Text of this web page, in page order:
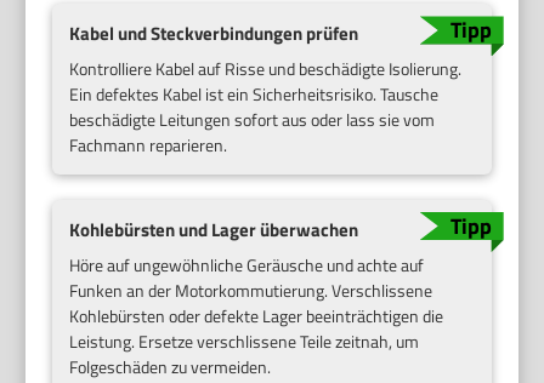
Kabel und Steckverbindungen prüfen
Kontrolliere Kabel auf Risse und beschädigte Isolierung.
Ein defektes Kabel ist ein Sicherheitsrisiko. Tausche
beschädigte Leitungen sofort aus oder lass sie vom
Fachmann reparieren.
Kohlebürsten und Lager überwachen
Höre auf ungewöhnliche Geräusche und achte auf
Funken an der Motorkommutierung. Verschlissene
Kohlebürsten oder defekte Lager beeinträchtigen die
Leistung. Ersetze verschlissene Teile zeitnah, um
Folgeschäden zu vermeiden.